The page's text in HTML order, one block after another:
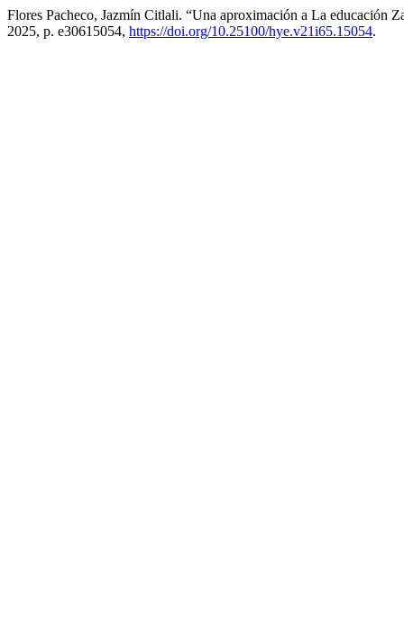
Flores Pacheco, Jazmín Citlali. “Una aproximación a La educación
2025, p. e30615054, https://doi.org/10.25100/hye.v21i65.15054.